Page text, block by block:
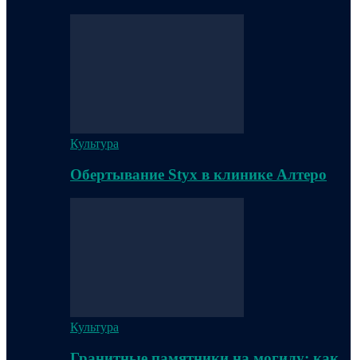
Культура
Обертывание Styx в клинике Алтеро
Культура